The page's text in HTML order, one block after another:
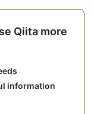
Qiita more
information